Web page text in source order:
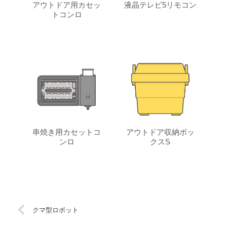
アウトドア用カセッ
トコンロ
液晶テレビ5リモコン
串焼き用カセットコ
ンロ
アウトドア収納ボッ
クスS
クマ型ロボット